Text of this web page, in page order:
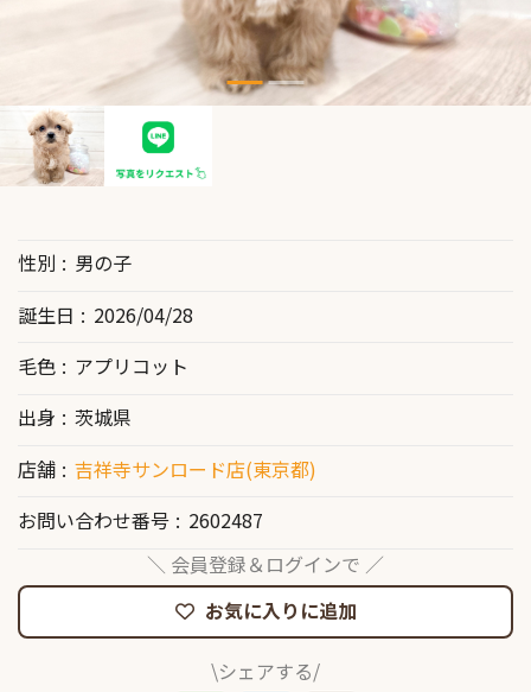
性別
男の子
誕生日
2026/04/28
毛色
アプリコット
出身
茨城県
店舗
吉祥寺サンロード店(東京都)
お問い合わせ番号
2602487
＼ 会員登録＆ログインで ／
お気に入りに追加
\シェアする/